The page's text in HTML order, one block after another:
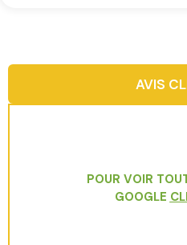
AVIS
POUR VOIR
GOOGLE